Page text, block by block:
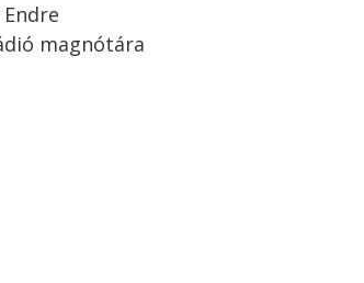
magnótára